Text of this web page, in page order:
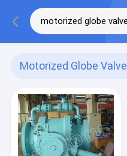
Motorized Globe Valve